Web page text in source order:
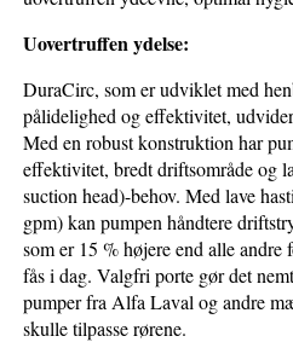
Uovertruffen ydelse:
DuraCirc, som er udviklet med
pålidelighed og effektivitet,
Med en robust konstruktion har
effektivitet, bredt driftsområde og
suction head)-behov. Med lave
gpm) kan pumpen håndtere
som er 15 % højere end alle
fås i dag. Valgfri porte gør det
pumper fra Alfa Laval og andre
skulle tilpasse rørene.